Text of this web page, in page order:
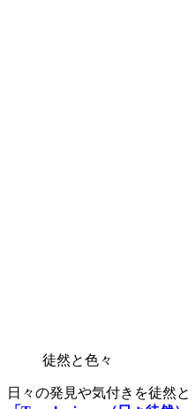
徒然と色々
日々の発見や気付きを徒然と